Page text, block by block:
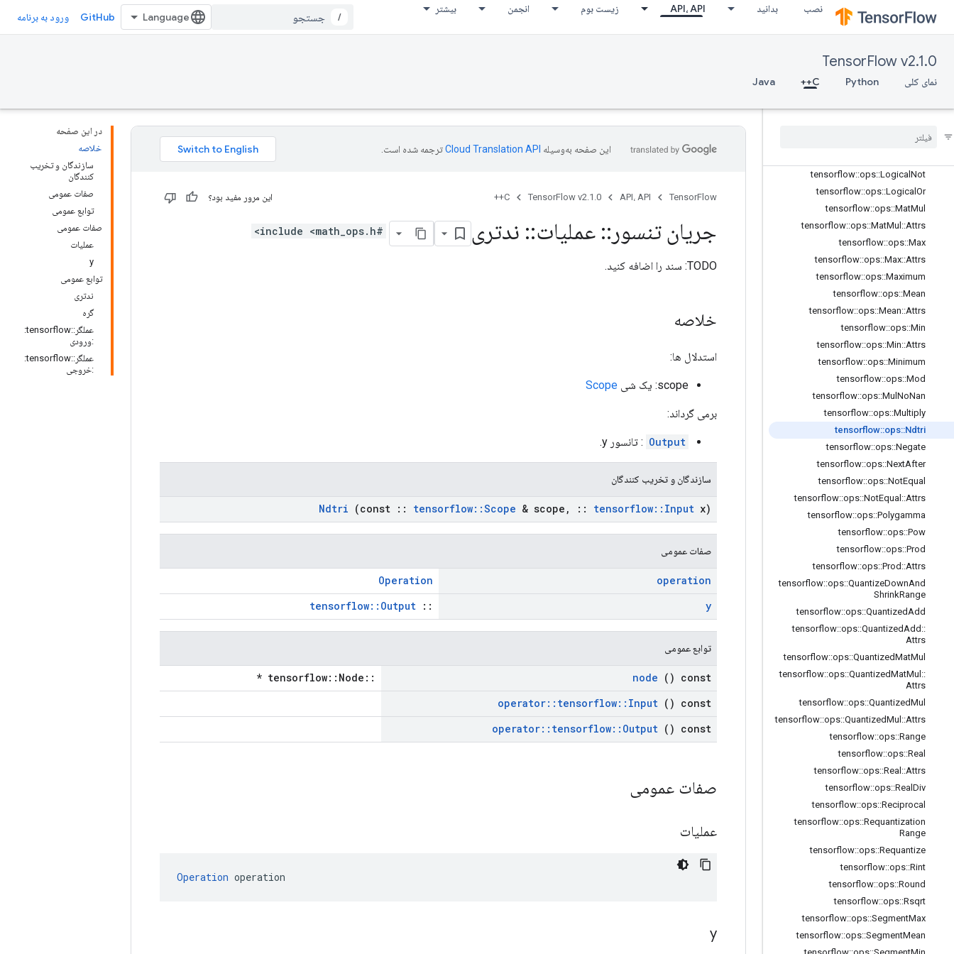
نصب بدانید API، API زیست بوم انجمن بیشتر
/
GitHub ورود به برنامه
TensorFlow v2.1.0
نمای کلی Python
C++
Java
tensorflow::ops::IsInf
tensorflow::ops::Less
tensorflow::ops::Lgamma
tensorflow::ops::LinSpace
Log1p
tensorflow::ops::Logical Not
tensorflow::ops::Logical Or
tensorflow::ops::MatMul
tensorflow::ops::MatMul ::Attrs
tensorflow::ops::Max
tensorflow::ops::Max::Attrs
tensorflow::ops::Maximum
tensorflow::ops::Mean
tensorflow::ops::Mean::Attrs
tensorflow::ops::Min
tensorflow::ops::Min::Attrs
tensorflow::ops::Minimum
tensorflow::ops::Mod
tensorflow::ops::Mul NoNan
tensorflow::ops::Multiply
tensorflow::ops::Ndtri
tensorflow::ops::Negate
tensorflow::ops::NextAfter
tensorflow::ops::NotEqual
tensorflow::ops::NotEqual ::Attrs
tensorflow::ops::Polygamma
tensorflow::ops::Pow
tensorflow::ops::Prod
tensorflow::ops::Prod ::Attrs
tensorflow::ops::QuantizeDownAnd
ShrinkRange
tensorflow::ops::QuantizedAdd
tensorflow::ops::QuantizedAdd ::
Attrs
tensorflow::ops::QuantizedMatMul
tensorflow::ops::QuantizedMatMul ::
Attrs
tensorflow::ops::QuantizedMul
tensorflow::ops::QuantizedMul ::Attrs
tensorflow::ops::Range
tensorflow::ops::Real
tensorflow::ops::Real ::Attrs
tensorflow::ops::Real Div
tensorflow::ops::Reciprocal
tensorflow::ops::Requantization
Range
tensorflow::ops::Requantize
tensorflow::ops::Rint
tensorflow::ops::Round
tensorflow::ops::Rsqrt
tensorflow::ops::SegmentMax
tensorflow::ops::SegmentMean
در این صفحه
خلاصه
سازندگان و تخریب
کنندگان
صفات عمومی
توابع عمومی
صفات عمومی
عملیات
y
توابع عمومی
ندتری
گره
عملگر::tensorflow:
:ورودی
عملگر::tensorflow:
:خروجی
این صفحه به‌وسیله ترجمه شده است.
TensorFlow API، API TensorFlow v2.1.0
C++ این مرور مفید بود؟
جریان تنسور :: عملیات:: ندتری #include <math_ops.h>
TODO: سند را اضافه کنید.
خلاصه
استدلال ها:
scope: یک شی Scope
برمی گرداند:
Output : تانسور y.
سازندگان و تخریب کنندگان
Ndtri (const :: tensorflow::Scope & scope , :: tensorflow:: Input x)
صفات عمومی
operation
Operation
y
::
tensorflow::Output
توابع عمومی
node () const
::tensorflow::Node *
operator:: tensorflow:: Input () const
operator:: tensorflow:: Output () const
صفات عمومی
عملیات
Operation operation
y